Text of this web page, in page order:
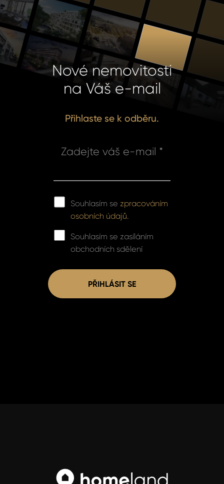
Nové nemovitosti
na Váš e-mail
Přihlaste se k odběru.
Zadejte váš e-mail *
Souhlasím se zpracováním
osobních údajů.
Souhlasím se zasíláním
obchodních sdělení
PŘIHLÁSIT SE